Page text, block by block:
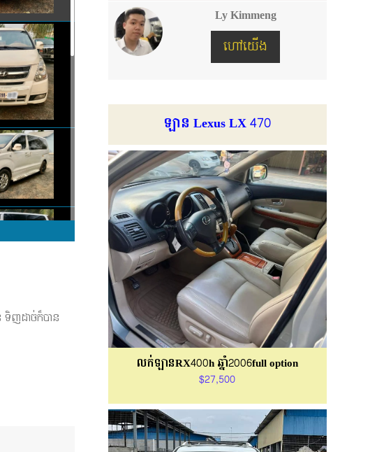
ទិញដាច់ក៏បាន
Ly Kimmeng
ហៅយើង
ឡាន Lexus LX 470
លក់ឡានRX400h ឆ្នាំ2006full option
$27,500